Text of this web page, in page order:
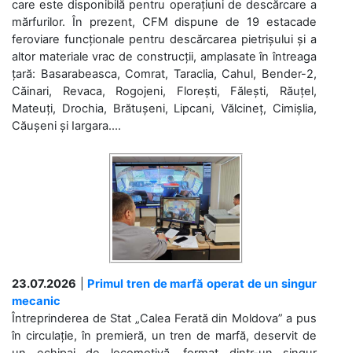
care este disponibilă pentru operațiuni de descărcare a
mărfurilor. În prezent, CFM dispune de 19 estacade
feroviare funcționale pentru descărcarea pietrișului și a
altor materiale vrac de construcții, amplasate în întreaga
țară: Basarabeasca, Comrat, Taraclia, Cahul, Bender-2,
Căinari, Revaca, Rogojeni, Florești, Fălești, Răuțel,
Mateuți, Drochia, Brătușeni, Lipcani, Vălcineț, Cimișlia,
Căușeni și Iargara....
23.07.2026
Primul tren de marfă operat de un singur
mecanic
Întreprinderea de Stat „Calea Ferată din Moldova” a pus
în circulație, în premieră, un tren de marfă, deservit de